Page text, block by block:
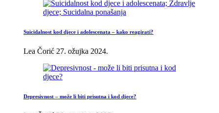
Suicidalnost kod djece i adolescenata – kako reagirati?
Lea Čorić 27. ožujka 2024.
Depresivnost – može li biti prisutna i kod djece?